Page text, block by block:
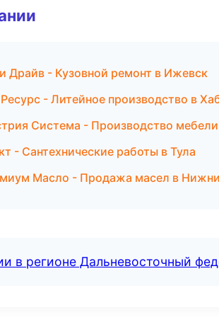
Драйв - Кузовной ремонт в Ижевск
- Литейное производство в
Система - Производство мебели
- Сантехнические работы в Тула
Масло - Продажа масел в
в регионе Дальневосточный